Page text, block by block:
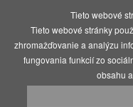
Tieto webové
Tieto webové stránky
zhromažďovanie a analýzu
fungovania funkcií zo
obsahu